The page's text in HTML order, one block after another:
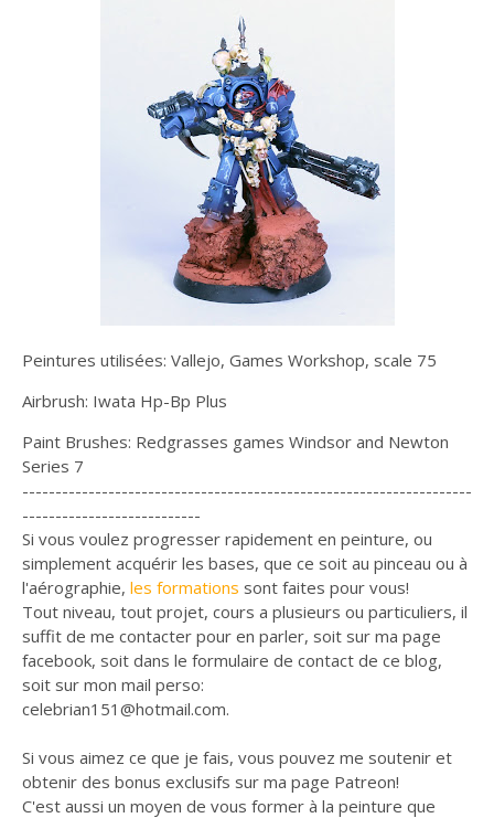
Peintures utilisées: Vallejo, Games Workshop, scale 75
Airbrush: Iwata Hp-Bp Plus
Paint Brushes: Redgrasses games Windsor and Newton
Series 7
--------------------------------------------------------------------
---------------------------
Si vous voulez progresser rapidement en peinture, ou
simplement acquérir les bases, que ce soit au pinceau ou à
l'aérographie, les formations sont faites pour vous!
Tout niveau, tout projet, cours a plusieurs ou particuliers, il
suffit de me contacter pour en parler, soit sur ma page
facebook, soit dans le formulaire de contact de ce blog,
soit sur mon mail perso:
celebrian151@hotmail.com.
Si vous aimez ce que je fais, vous pouvez me soutenir et
obtenir des bonus exclusifs sur ma page Patreon!
C'est aussi un moyen de vous former à la peinture que